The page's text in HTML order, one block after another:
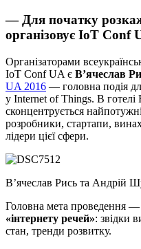
— Для початку
організовує IoT Conf
Організаторами
IoT Conf UA є В’ячеслав
UA 2016 — головна подія
у Internet of Things. В
сконцентрується
розробники, стартапи,
лідери цієї сфери.
В’ячеслав Рись та Андрій
Головна мета проведення
«інтернету речей»: звідки
стан, тренди розвитку.